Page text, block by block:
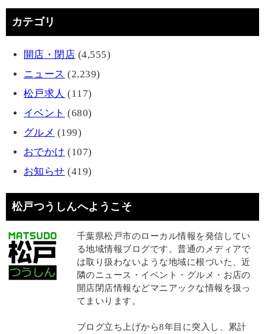
カテゴリ
開店・閉店 (4,555)
ニュース (2,239)
松戸求人 (117)
イベント (680)
グルメ (199)
おでかけ (107)
お知らせ (419)
松戸つうしんへようこそ
千葉県松戸市のローカル情報を発信してい
る地域情報ブログです。普通のメディアで
は取り扱わないような地域に根づいた、近
隣のニュース・イベント・グルメ・お店の
開店閉店情報などマニアックな情報を扱っ
てまいります。
ブログ立ち上げから8年目に突入し、累計